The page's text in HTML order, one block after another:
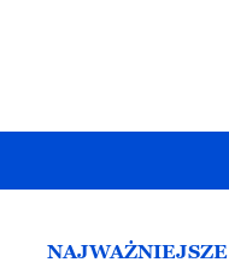
NAJWAŻNIEJSZE